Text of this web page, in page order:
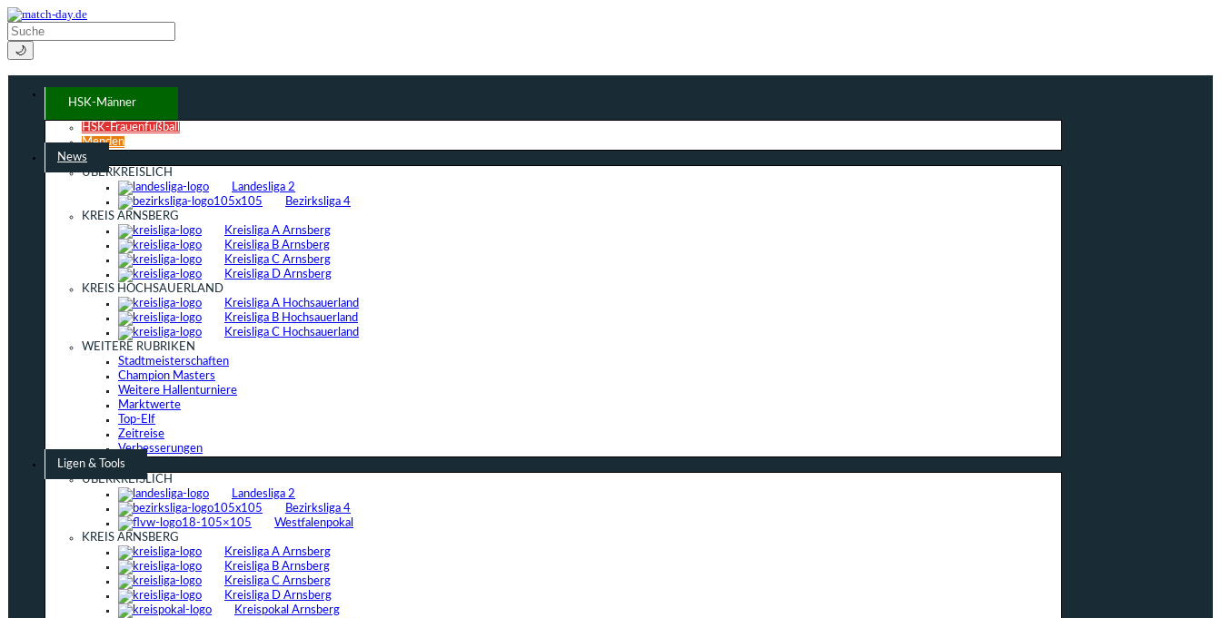
🌙
HSK-Männer
HSK-Frauenfußball
Menden
News
ÜBERKREISLICH
Landesliga 2
Bezirksliga 4
KREIS ARNSBERG
Kreisliga A Arnsberg
Kreisliga B Arnsberg
Kreisliga C Arnsberg
Kreisliga D Arnsberg
KREIS HOCHSAUERLAND
Kreisliga A Hochsauerland
Kreisliga B Hochsauerland
Kreisliga C Hochsauerland
WEITERE RUBRIKEN
Stadtmeisterschaften
Champion Masters
Weitere Hallenturniere
Marktwerte
Top-Elf
Zeitreise
Verbesserungen
Ligen & Tools
ÜBERKREISLICH
Landesliga 2
Bezirksliga 4
Westfalenpokal
KREIS ARNSBERG
Kreisliga A Arnsberg
Kreisliga B Arnsberg
Kreisliga C Arnsberg
Kreisliga D Arnsberg
Kreispokal Arnsberg